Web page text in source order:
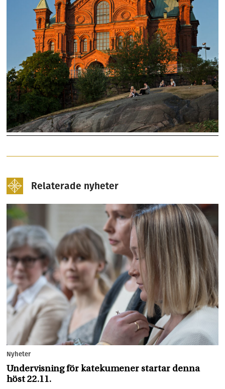
Relaterade nyheter
Nyheter
Undervisning för katekumener startar denna
höst 22.11.